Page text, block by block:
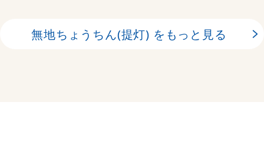
無地ちょうちん(提灯) をもっと見る